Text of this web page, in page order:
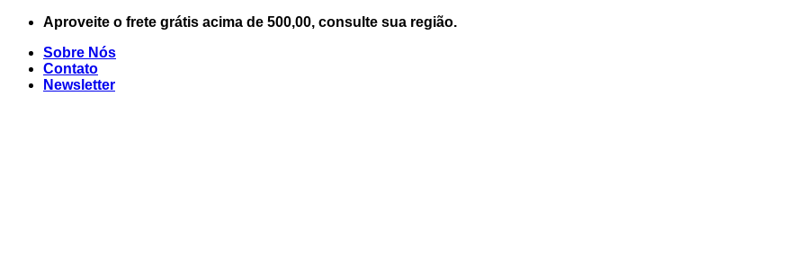
Skip
content
Aproveite o frete grátis acima de 500,00, consulte sua região.
Sobre Nós
Contato
Newsletter